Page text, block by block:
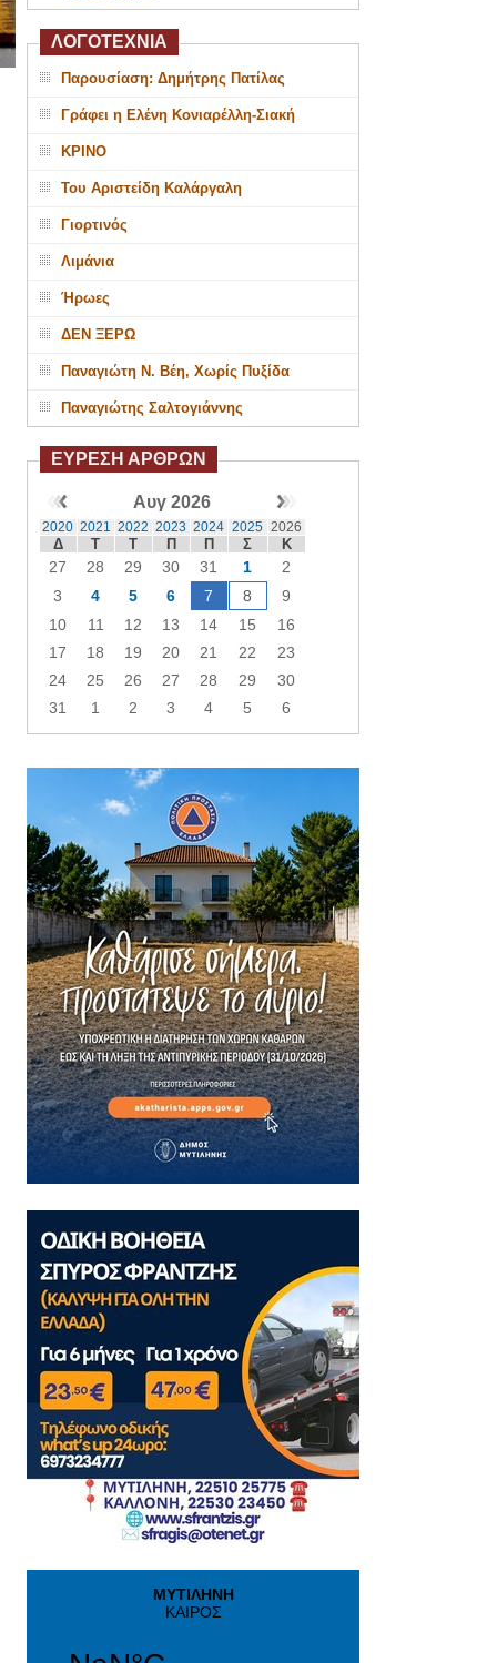
ΛΟΓΟΤΕΧΝΙΑ
Παρουσίαση: Δημήτρης Πατίλας
Γράφει η Ελένη Κονιαρέλλη-Σιακή
ΚΡΙΝΟ
Του Αριστείδη Καλάργαλη
Γιορτινός
Λιμάνια
Ήρωες
ΔΕΝ ΞΕΡΩ
Παναγιώτη Ν. Βέη, Χωρίς Πυξίδα
Παναγιώτης Σαλτογιάννης
ΕΥΡΕΣΗ ΑΡΘΡΩΝ
Αυγ 2026
2020 2021 2022 2023 2024 2025 2026
Δ Τ Τ Π Π Σ Κ
27 28 29 30 31 1
2
3
4 5 6 7 8
9
10
11 12 13 14 15
16
17
18 19 20 21 22
23
24
25 26 27 28 29
30
31
1 2 3 4 5 6